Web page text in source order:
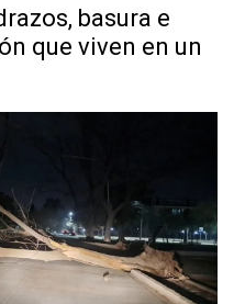
basura e
que viven en un